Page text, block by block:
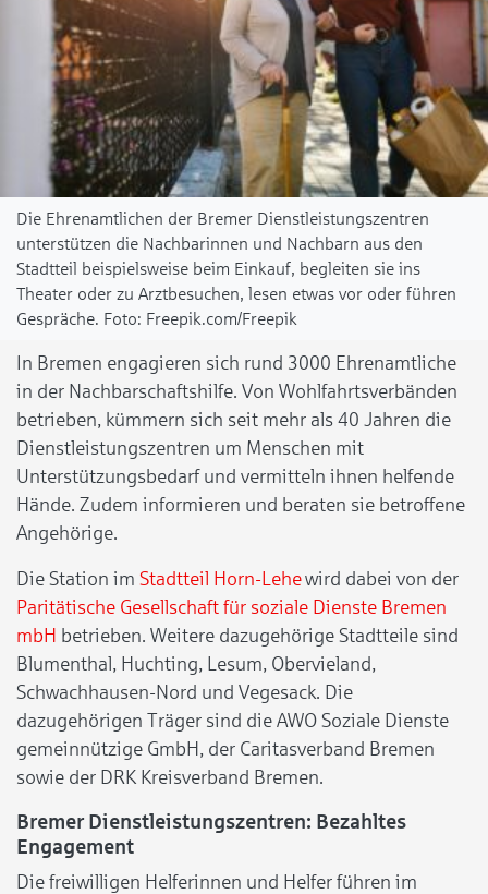
Die Ehrenamtlichen der Bremer Dienstleistungszentren
unterstützen die Nachbarinnen und Nachbarn aus den
Stadtteil beispielsweise beim Einkauf, begleiten sie ins
Theater oder zu Arztbesuchen, lesen etwas vor oder führen
Gespräche.
Freepik.com/Freepik
In Bremen engagieren sich rund 3000 Ehrenamtliche
in der Nachbarschaftshilfe. Von Wohlfahrtsverbänden
betrieben, kümmern sich seit mehr als 40 Jahren die
Dienstleistungszentren um Menschen mit
Unterstützungsbedarf und vermitteln ihnen helfende
Hände. Zudem informieren und beraten sie betroffene
Angehörige.
Die Station im Stadtteil Horn-Lehewird dabei von der
Paritätische Gesellschaft für soziale Dienste Bremen
mbH betrieben. Weitere dazugehörige Stadtteile sind
Blumenthal, Huchting, Lesum, Obervieland,
Schwachhausen-Nord und Vegesack. Die
dazugehörigen Träger sind die AWO Soziale Dienste
gemeinnützige GmbH, der Caritasverband Bremen
sowie der DRK Kreisverband Bremen.
Bremer Dienstleistungszentren: Bezahltes
Engagement
Die freiwilligen Helferinnen und Helfer führen im